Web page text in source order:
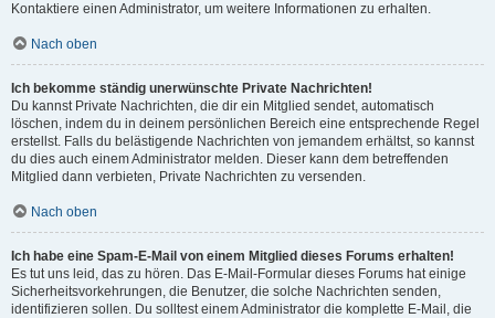
Kontaktiere einen Administrator, um weitere Informationen zu erhalten.
Nach oben
Ich bekomme ständig unerwünschte Private Nachrichten!
Du kannst Private Nachrichten, die dir ein Mitglied sendet, automatisch
löschen, indem du in deinem persönlichen Bereich eine entsprechende Regel
erstellst. Falls du belästigende Nachrichten von jemandem erhältst, so kannst
du dies auch einem Administrator melden. Dieser kann dem betreffenden
Mitglied dann verbieten, Private Nachrichten zu versenden.
Nach oben
Ich habe eine Spam-E-Mail von einem Mitglied dieses Forums erhalten!
Es tut uns leid, das zu hören. Das E-Mail-Formular dieses Forums hat einige
Sicherheitsvorkehrungen, die Benutzer, die solche Nachrichten senden,
identifizieren sollen. Du solltest einem Administrator die komplette E-Mail, die